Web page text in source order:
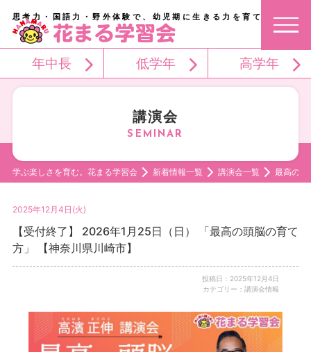
思考力・国語力・野外体験で、幼児期に生きる力を育てる。
年中長 低学年 高学年
講演会
学ぶ楽しさを育む。花まる学習会 新着情報一覧 講演会一覧 最高の頭
2025年12月4日(火)
【受付終了】 2026年1月25日（日） 「最高の頭脳の育て
方」 【神奈川県川崎市】
投稿日：2025年12月4日
カテゴリー：講演会情報